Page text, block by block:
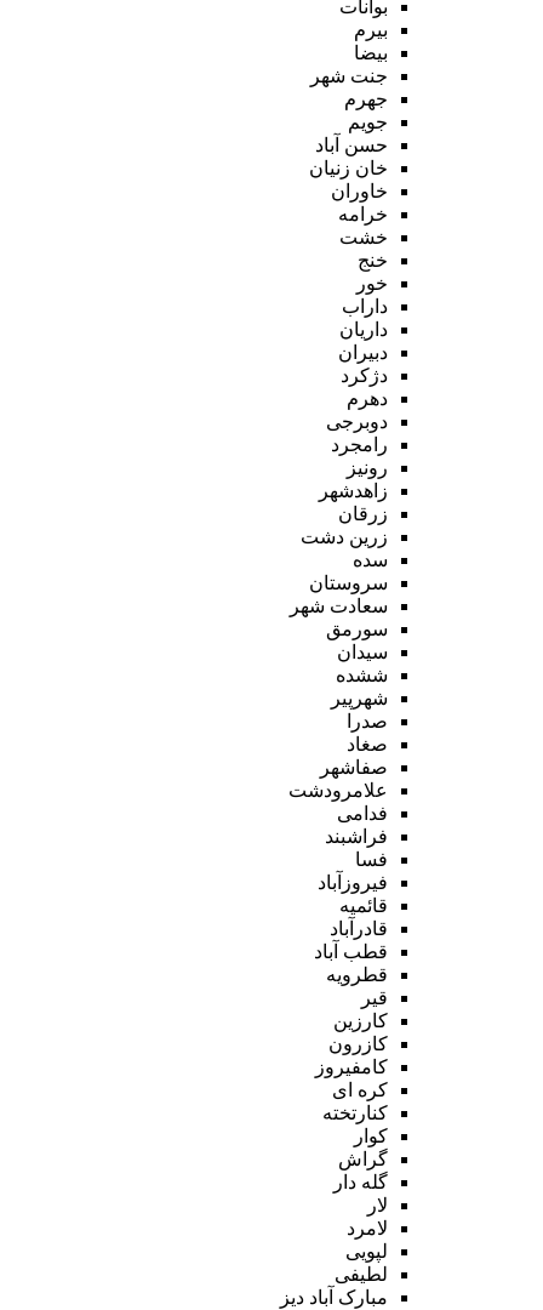
بوانات
بیرم
بیضا
جنت شهر
جهرم
جویم
حسن آباد
خان زنیان
خاوران
خرامه
خشت
خنج
خور
داراب
داریان
دبیران
دژکرد
دهرم
دوبرجی
رامجرد
رونیز
زاهدشهر
زرقان
زرین دشت
سده
سروستان
سعادت شهر
سورمق
سیدان
ششده
شهرپیر
صدرا
صغاد
صفاشهر
علامرودشت
فدامی
فراشبند
فسا
فیروزآباد
قائمیه
قادرآباد
قطب آباد
قطرویه
قیر
کارزین
کازرون
کامفیروز
کره ای
کنارتخته
کوار
گراش
گله دار
لار
لامرد
لپویی
لطیفی
مبارک آباد دیز